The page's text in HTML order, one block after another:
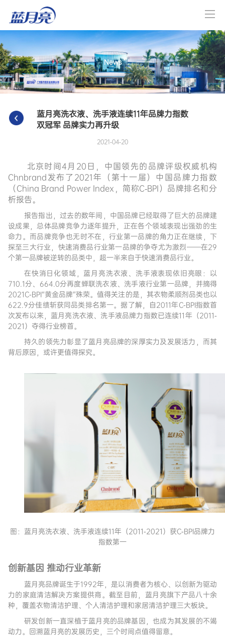
News
蓝月亮洗衣液、洗手液连续11年品牌力指数
双冠军 品牌实力再升级
2021-04-20
北京时间4月20日，中国领先的品牌评级权威机构
Chnbrand发布了2021年（第十一届）中国品牌力指数
（China Brand Power Index，简称C-BPI）品牌排名和分
析报告。
报告指出，过去的数年间，中国品牌已经取得了巨大的品牌建
设成果，总体品牌竞争力逐年提升，正在各个领域表现出强劲的生
命力。而品牌竞争也无时不在，行业第一品牌的角力正在继续，下
探至三大行业，快速消费品行业第一品牌的争夺尤为激烈——在29
个第一品牌被逆转的品类中，超一半来自于快速消费品行业。
在快消日化领域，蓝月亮洗衣液、洗手液表现依旧亮眼：以
710.1分、664.0分再度蝉联洗衣液、洗手液行业第一品牌，并摘得
2021C-BPI“黄金品牌”殊荣。值得关注的是，其衣物柔顺剂品类也以
622.9分佳绩斩获同品类排名第一。据了解，自2011年C-BPI指数首
次发布以来，蓝月亮洗衣液、洗手液品牌力指数已连续11年（2011-
2021）夺得行业榜首。
持久的领先力彰显了蓝月亮品牌的深厚实力及发展活力，而其
背后原因，或许更值得探究。
图：蓝月亮洗衣液、洗手液连续11年（2011-2021）获C-BPI品牌力
指数第一
创新基因 推动行业革新
蓝月亮品牌诞生于1992年，是以消费者为核心、以创新为驱动
力的家庭清洁解决方案提供商。截至目前，蓝月亮旗下产品八十余
种，覆盖衣物清洁护理、个人清洁护理和家居清洁护理三大板块。
研发创新一直深植于蓝月亮的品牌基因，也成为其发展的不竭
动力。回溯蓝月亮的发展历史，三个时间点值得留意。